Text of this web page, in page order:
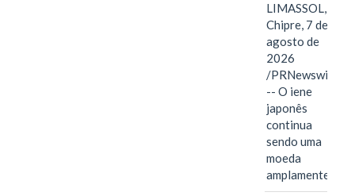
LIMASSOL,
Chipre, 7 de
agosto de
2026
/PRNewswire/
-- O iene
japonês
continua
sendo uma
moeda
amplamente…